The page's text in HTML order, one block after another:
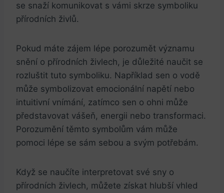
se snaží komunikovat s vámi skrze symboliku
přírodních živlů.
Pokud máte zájem lépe porozumět významu
snění o přírodních živlech, je důležité naučit se
rozluštit tuto symboliku. Například sen o vodě
může symbolizovat emocionální napětí nebo
intuitivní vnímání, zatímco sen o ohni může
představovat vášeň, energii nebo transformaci.
Porozumění těmto symbolům vám může
pomoci lépe se sám sebou a svým potřebám.
Když se naučíte interpretovat své sny o
přírodních živlech, můžete získat hlubší vhled